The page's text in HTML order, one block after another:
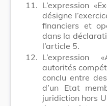
11. L’expression
désigne
financiers et
dans la
l’article 5.
12. L’expression
autorités
conclu entre
d’un Etat
juridiction hors